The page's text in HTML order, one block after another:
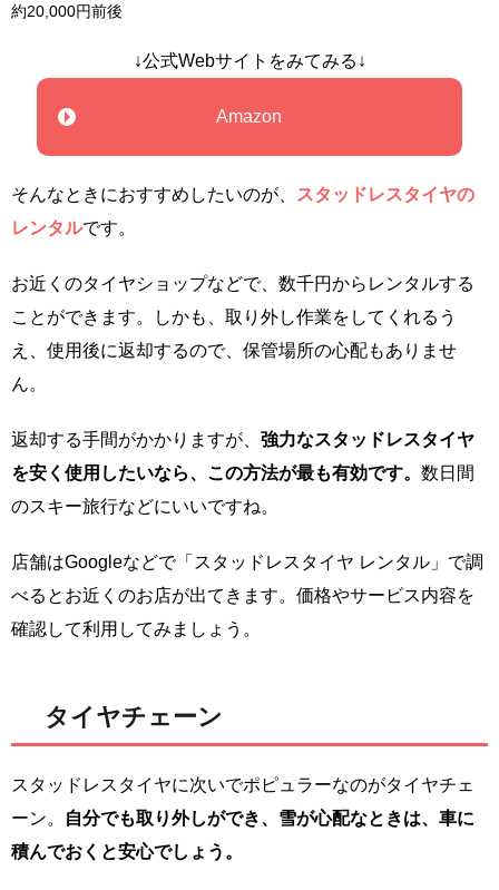
約20,000円前後
↓公式Webサイトをみてみる↓
Amazon
そんなときにおすすめしたいのが、
スタッドレスタイヤの
レンタルです。
お近くのタイヤショップなどで、数千円からレンタルする
ことができます。しかも、取り外し作業をしてくれるう
え、使用後に返却するので、保管場所の心配もありませ
ん。
返却する手間がかかりますが、 強力なスタッドレスタイヤ
を安く使用したいなら、この方法が最も有効です。 数日間
のスキー旅行などにいいですね。
店舗はGoogleなどで「スタッドレスタイヤ レンタル」で調
べるとお近くのお店が出てきます。価格やサービス内容を
確認して利用してみましょう。
タイヤチェーン
スタッドレスタイヤに次いでポピュラーなのがタイヤチェ
ーン。
自分でも取り外しができ、雪が心配なときは、車に
積んでおくと安心でしょう。